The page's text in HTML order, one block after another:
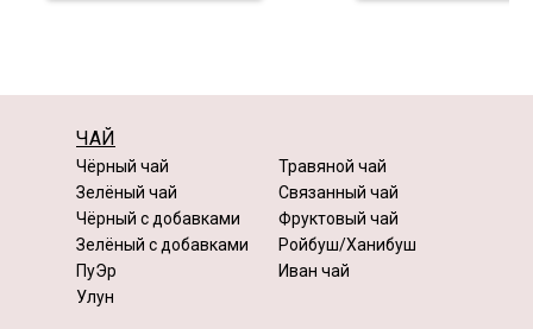
ЧАЙ
Чёрный чай
Зелёный чай
Чёрный с добавками
Зелёный с добавками
ПуЭр
Улун
Травяной чай
Связанный чай
Фруктовый чай
Ройбуш/Ханибуш
Иван чай